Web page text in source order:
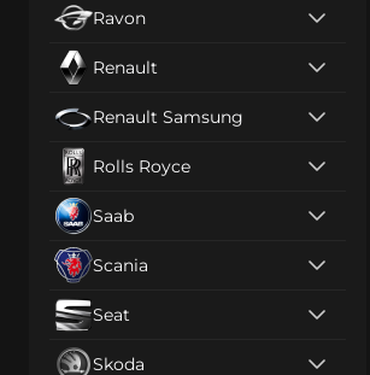
Ravon
Renault
Renault Samsung
Rolls Royce
Saab
Scania
Seat
Skoda